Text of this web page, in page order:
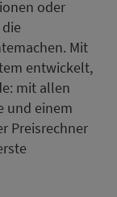
oder
Mit
entwickelt,
mit allen
und einem
Preisrechner